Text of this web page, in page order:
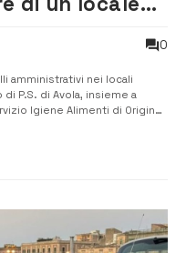
0
amministrativi nei locali
P.S. di Avola, insieme a
Igiene Alimenti di Origine
un import...